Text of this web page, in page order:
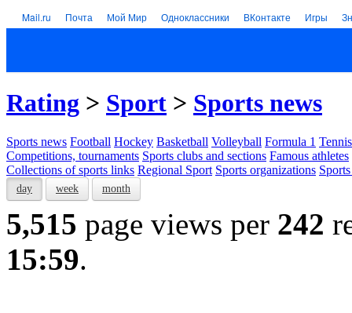
Mail.ru Почта Мой Мир Одноклассники ВКонтакте Игры
Rating > Sport > Sports news
Sports news Football Hockey Basketball Volleyball Formula 1 Tennis
Competitions, tournaments Sports clubs and sections Famous athletes
Collections of sports links Regional Sport Sports organizations
day week month
5,515 page views per 242
15:59.